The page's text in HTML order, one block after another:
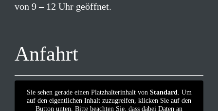
von 9 – 12 Uhr geöffnet.
Anfahrt
Sie sehen gerade einen Platzhalterinhalt von Standard
. Um
auf den eigentlichen Inhalt zuzugreifen, klicken Sie auf den
Button unten. Bitte beachten Sie, dass dabei Daten an